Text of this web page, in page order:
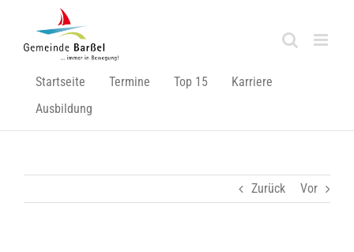
springen
Startseite Termine Top 15
Karriere
Ausbildung
Zurück Vor